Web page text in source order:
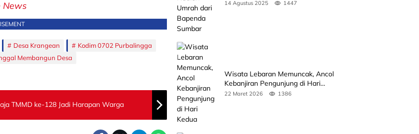
News
Desa Krangean
Kodim 0702 Purbalingga
Membangun Desa
TMMD ke-128 Jadi Harapan Warga
Sumbar
14 Agustus 2025 1447
Wisata Lebaran Memuncak, Ancol
Kebanjiran Pengunjung di Hari
Kedua
22 Maret 2026 1386